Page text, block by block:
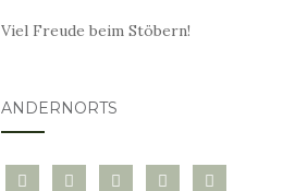
Viel Freude beim Stöbern!
ANDERNORTS
bloglovininstagramtwitter pinterest
mail